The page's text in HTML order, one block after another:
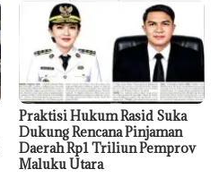
Praktisi Hukum Rasid Suka
Dukung Rencana Pinjaman
Daerah Rp1 Triliun Pemprov
Maluku Utara